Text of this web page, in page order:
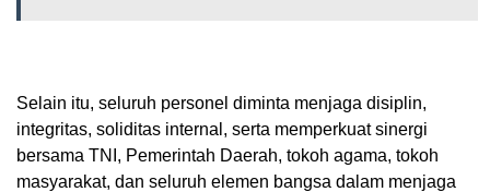
Selain itu, seluruh personel diminta menjaga disiplin,
integritas, soliditas internal, serta memperkuat sinergi
bersama TNI, Pemerintah Daerah, tokoh agama, tokoh
masyarakat, dan seluruh elemen bangsa dalam menjaga